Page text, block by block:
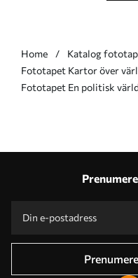
Home
Katalog
Fototapet Kartor över
Fototapet En politisk världskarta med flaggor i bruna och